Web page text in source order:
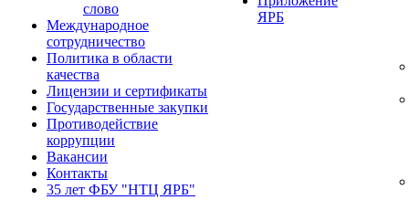
слово
Международное
сотрудничество
Политика в области
качества
Лицензии и сертификаты
Государственные закупки
Противодействие
коррупции
Вакансии
Контакты
35 лет ФБУ "НТЦ ЯРБ"
ЯРБ